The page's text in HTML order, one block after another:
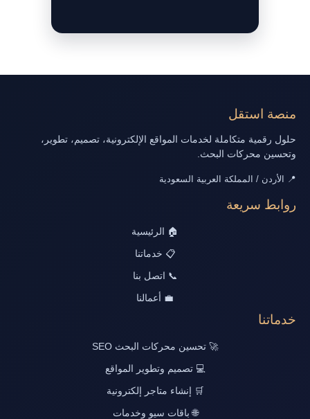
منصة استقل
حلول رقمية متكاملة لخدمات المواقع الإلكترونية، تصميم، تطوير،
وتحسين محركات البحث.
📍 الأردن / المملكة العربية السعودية
روابط سريعة
🏠 الرئيسية
📋 خدماتنا
📞 اتصل بنا
💼 أعمالنا
خدماتنا
🚀 تحسين محركات البحث SEO
💻 تصميم وتطوير المواقع
🛒 إنشاء متاجر إلكترونية
🌐 باقات سيو وخدمات